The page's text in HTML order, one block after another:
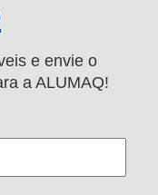
e envie o
a ALUMAQ!